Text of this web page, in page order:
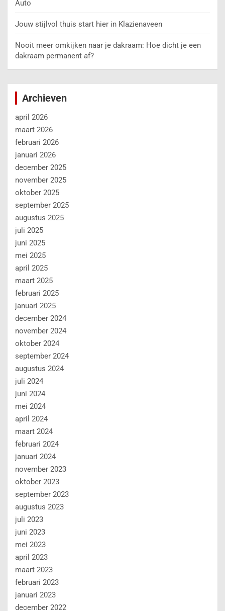
Auto
Jouw stijlvol thuis start hier in Klazienaveen
Nooit meer omkijken naar je dakraam: Hoe dicht je een
dakraam permanent af?
Archieven
april 2026
maart 2026
februari 2026
januari 2026
december 2025
november 2025
oktober 2025
september 2025
augustus 2025
juli 2025
juni 2025
mei 2025
april 2025
maart 2025
februari 2025
januari 2025
december 2024
november 2024
oktober 2024
september 2024
augustus 2024
juli 2024
juni 2024
mei 2024
april 2024
maart 2024
februari 2024
januari 2024
november 2023
oktober 2023
september 2023
augustus 2023
juli 2023
juni 2023
mei 2023
april 2023
maart 2023
februari 2023
januari 2023
december 2022